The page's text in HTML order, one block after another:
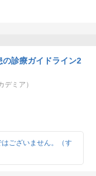
診療ガイドライン2
ミア）
ございません。（す